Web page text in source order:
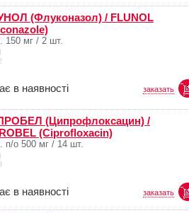
(Флуконазол) / FLUNOL
150 мг / 2 шт.
в наявності заказать
(Ципрофлоксацин) /
(Ciprofloxacin)
п/о 500 мг / 14 шт.
в наявності заказать